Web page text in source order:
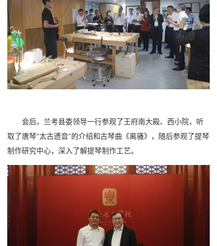
会后，兰考县委领导一行参观了王府南大殿、西小院，听
取了唐琴“太古遗音”的介绍和古琴曲《离骚》，随后参观了提琴
制作研究中心，深入了解提琴制作工艺。